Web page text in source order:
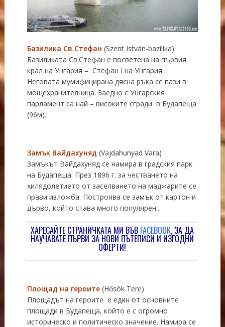
Базилика Св.Стефан (Szent István-bazilika)
Базиликата Св.Стефан e посветена на първия
крал на Унгария – Стефан I на Унгария.
Неговата мумифицирана дясна ръка се пази в
мощехранителница. Заедно с Унгарския
парламент са най – високите сгради в Будапеща
(96м).
Замък Вайдахуняд (Vajdahunyad Vara)
Замъкът Вайдахуняд се намира в градския парк
на Будапеща. През 1896 г. за честването на
хилядолетието от заселването на маджарите се
прави изложба. Построява се замък от картон и
дърво, който става много популярен..
ХАРЕСАЙТЕ СТРАНИЧКАТА МИ ВЪВ FACEBOOK, ЗА ДА
НАУЧАВАТЕ ПЪРВИ ЗА НОВИ ПЪТЕПИСИ И ИЗГОДНИ
ОФЕРТИ!
Площад на героите(Hősök Tere)
Площадът на героите е един от основните
площади в Будапеща, който е с огромно
историческо и политическо значение. Намира се